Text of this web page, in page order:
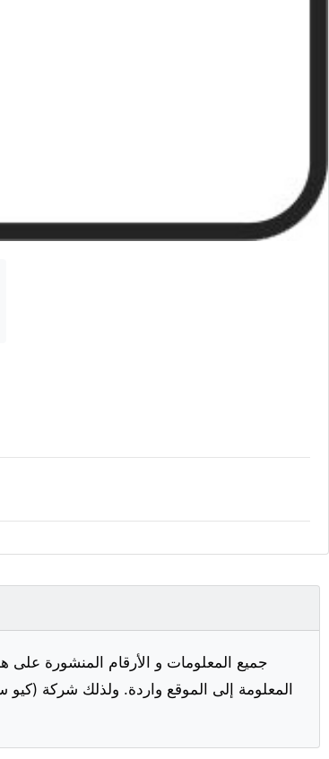
جميع المعلومات و الأرقام المنشورة على
المعلومة إلى الموقع واردة. ولذلك شركة (كيو